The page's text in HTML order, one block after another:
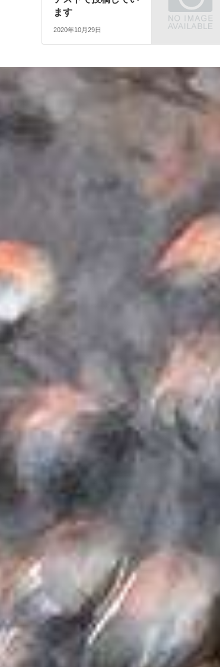
ます
2020年10月29日